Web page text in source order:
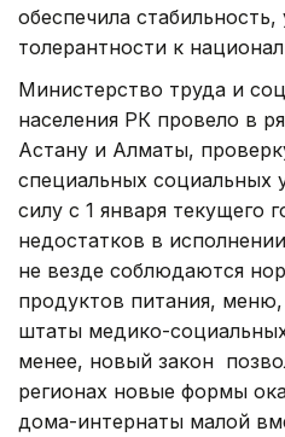
обеспечила
толерантности к
Министерство труда и
населения РК провело в
Астану и Алматы,
специальных социальных
силу с 1 января текущего
недостатков в
не везде соблюдаются
продуктов питания,
штаты медико-
менее, новый закон
регионах новые формы
дома-интернаты малой